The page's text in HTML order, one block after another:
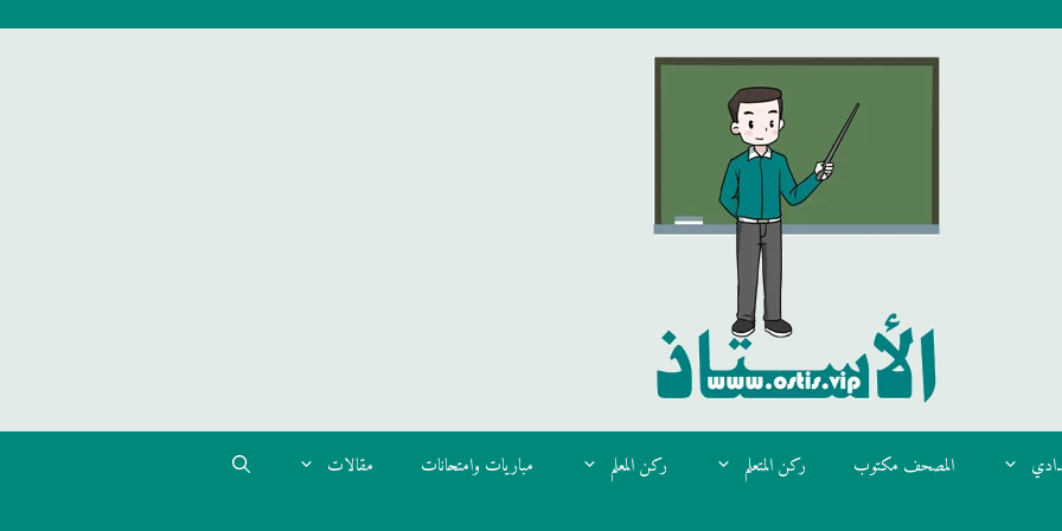
المصحف مكتوب ركن المتعلم ركن المعلم مباريات وامتحانات مقالات